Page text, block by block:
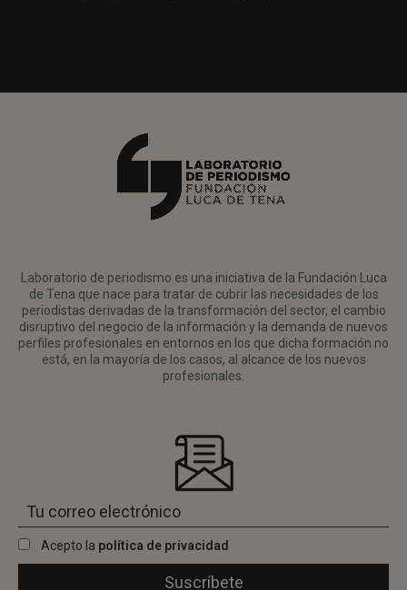
Laboratorio de periodismo es una iniciativa de la Fundación Luca
de Tena que nace para tratar de cubrir las necesidades de los
periodistas derivadas de la transformación del sector, el cambio
disruptivo del negocio de la información y la demanda de nuevos
perfiles profesionales en entornos en los que dicha formación no
está, en la mayoría de los casos, al alcance de los nuevos
profesionales.
Acepto la política de privacidad